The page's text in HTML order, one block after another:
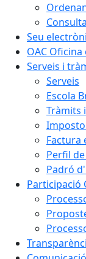
Seu
OAC
Serveis i
Serveis
Escola
Tràmits
Factura
Perfil
Padró
Participació